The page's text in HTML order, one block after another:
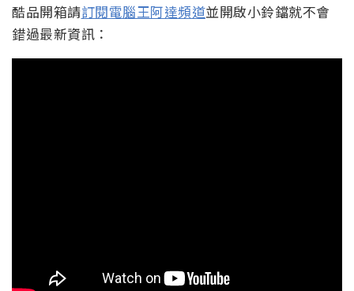
酷品開箱請訂閱電腦王阿達頻道並開啟小鈴鐺就不會
錯過最新資訊：